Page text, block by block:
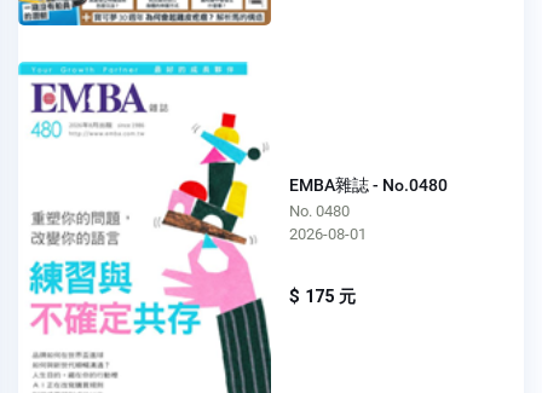
EMBA雜誌 - No.0480
No. 0480
2026-08-01
$ 175 元